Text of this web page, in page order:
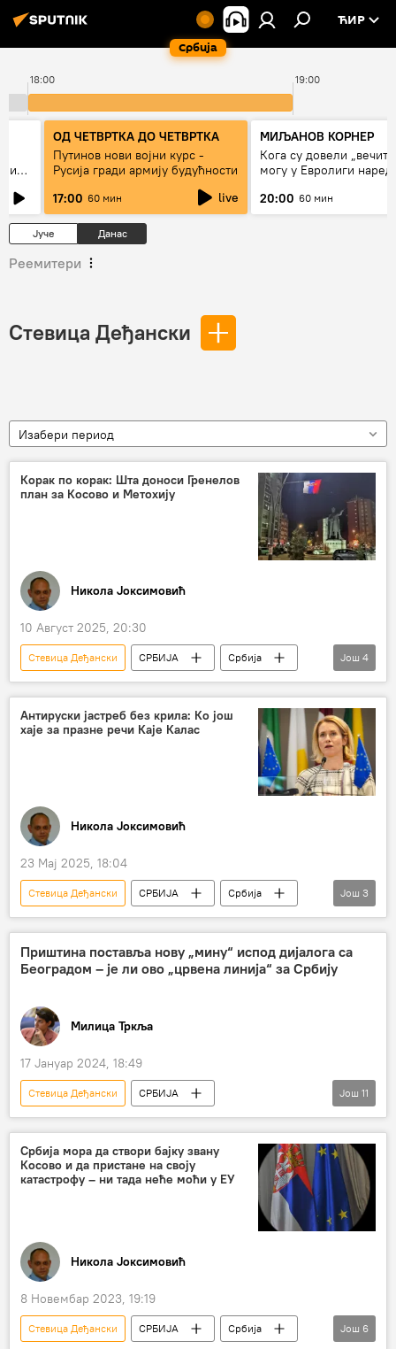
Србија
ЋИР
18:00 19:00
и
ОД ЧЕТВРТКА ДО ЧЕТВРТКА
Путинов нови војни курс -
Русија гради армију будућности
17:00 60 мин live
МИЉАНОВ КОРНЕР
Кога су довели
могу у Евролиги
20:00 60 мин
Јуче Данас
Реемитери
Стевица Деђански
Изабери период
Корак по корак: Шта доноси Гренелов
план за Косово и Метохију
Никола Јоксимовић
10 Август 2025, 20:30
Стевица Деђански СРБИЈА
Србија
Србија – политика
Ричард Гренел
Косово и Метохија (КиМ)
Аљбин Курти
Још 4
Антируски јастреб без крила: Ко још
хаје за празне речи Каје Калас
Никола Јоксимовић
23 Мај 2025, 18:04
Стевица Деђански СРБИЈА
Србија
Србија – политика
Каја Калас
Александар Павић
Још 3
Приштина поставља нову „мину“ испод дијалога са
Београдом – је ли ово „црвена линија“ за Србију
Милица Тркља
17 Јануар 2024, 18:49
Стевица Деђански
СРБИЈА
Србија – политика
Косово и Метохија (КиМ)
Давос
Александар Вучић
Аљбин Курти
Бојан Димитријевић
Економија
Још 11
Србија мора да створи бајку звану
Косово и да пристане на своју
катастрофу – ни тада неће моћи у ЕУ
Никола Јоксимовић
8 Новембар 2023, 19:19
Стевица Деђански СРБИЈА
Србија
Још 6